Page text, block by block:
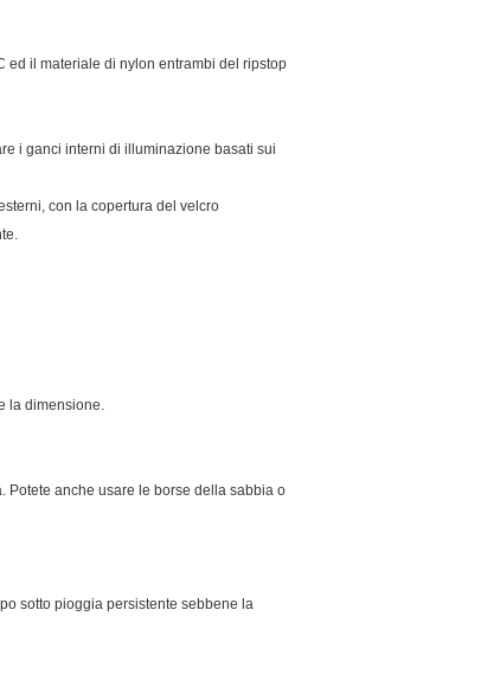
ed il materiale di nylon entrambi del ripstop
i ganci interni di illuminazione basati sui
con la copertura del velcro
la dimensione.
Potete anche usare le borse della sabbia o
sotto pioggia persistente sebbene la